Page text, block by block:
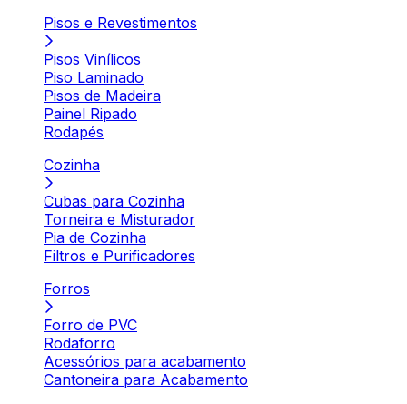
Pisos e Revestimentos
Pisos Vinílicos
Piso Laminado
Pisos de Madeira
Painel Ripado
Rodapés
Cozinha
Cubas para Cozinha
Torneira e Misturador
Pia de Cozinha
Filtros e Purificadores
Forros
Forro de PVC
Rodaforro
Acessórios para acabamento
Cantoneira para Acabamento